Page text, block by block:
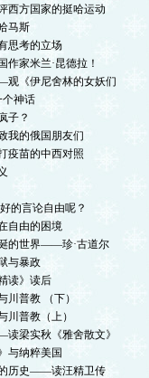
西方国家的挺哈运动
马斯
思考的立场
作家米兰·昆德拉！
观《伊尼舍林的女妖们
个神话
子？
我的俄国朋友们
疫苗的中西对照
的言论自由呢？
自由的困境
的世界——珍·古道尔
与暴政
读》读后
川普教 （下）
川普教（上）
梁实秋《雅舍散文》
与纳粹美国
历史——读汪精卫传